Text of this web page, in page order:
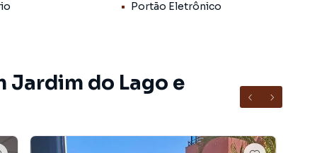
Portão Eletrônico
Jardim do Lago e